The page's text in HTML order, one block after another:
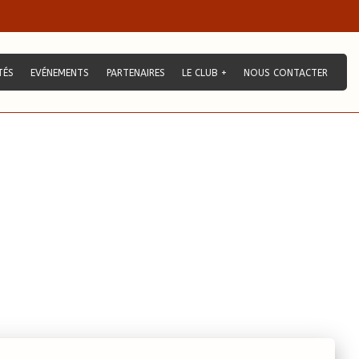
EVÉNEMENTS PARTENAIRES LE CLUB + NOUS CONTACTER